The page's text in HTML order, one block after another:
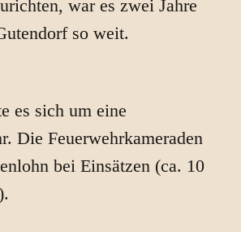
war es zwei Jahre
so weit.
es sich um eine
Die Feuerwehrkameraden
bei Einsätzen (ca. 10